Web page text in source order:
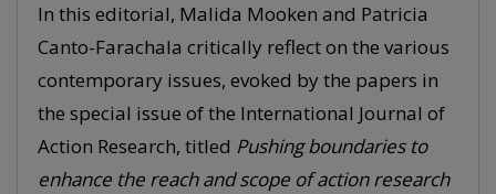
In this editorial, Malida Mooken and Patricia
Canto-Farachala critically reflect on the various
contemporary issues, evoked by the papers in
the special issue of the International Journal of
Action Research, titled Pushing boundaries to
enhance the reach and scope of action research